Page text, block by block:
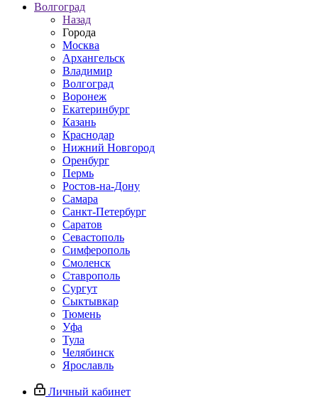
Волгоград
Назад
Города
Москва
Архангельск
Владимир
Волгоград
Воронеж
Екатеринбург
Казань
Краснодар
Нижний Новгород
Оренбург
Пермь
Ростов-на-Дону
Самара
Санкт-Петербург
Саратов
Севастополь
Симферополь
Смоленск
Ставрополь
Сургут
Сыктывкар
Тюмень
Уфа
Тула
Челябинск
Ярославль
Личный кабинет